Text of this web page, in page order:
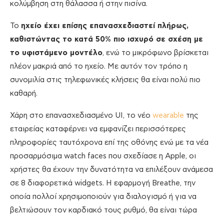
κολύμβηση στη θάλασσα ή στην πισίνα.
Το ηχείο έχει επίσης επανασχεδιαστεί πλήρως,
καθιστώντας το κατά 50% πιο ισχυρό σε σχέση με
το υφιστάμενο μοντέλο, ενώ το μικρόφωνο βρίσκεται
πλέον μακριά από το ηχείο. Με αυτόν τον τρόπο η
συνομιλία στις τηλεφωνικές κλήσεις θα είναι πολύ πιο
καθαρή.
Χάρη στο επανασχεδιασμένο UI, το νέο wearable της
εταιρείας καταφέρνει να εμφανίζει περισσότερες
πληροφορίες ταυτόχρονα επί της οθόνης ενώ με τα νέα
προσαρμόσιμα watch faces που σχεδίασε η Apple, οι
χρήστες θα έχουν την δυνατότητα να επιλέξουν ανάμεσα
σε 8 διαφορετικά widgets. Η εφαρμογή Breathe, την
οποία πολλοί χρησιμοποιούν για διαλογισμό ή για να
βελτιώσουν τον καρδιακό τους ρυθμό, θα είναι τώρα